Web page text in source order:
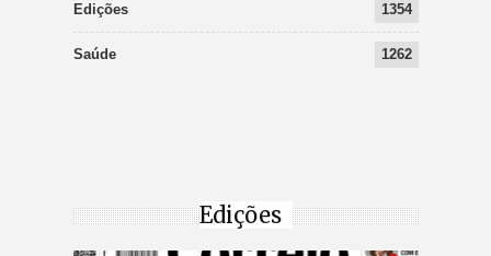
Edições 1354
Saúde 1262
Edições